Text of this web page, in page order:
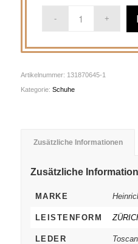
Artikelnummer: 131870645-1
Kategorie: Schuhe
Zusätzliche Informationen
Zusätzliche
MARKE
LEISTENFORM
LEDER